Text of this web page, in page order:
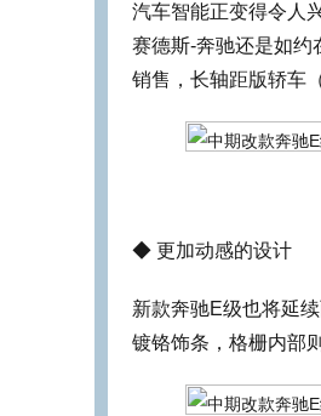
汽车智能正变得令人
赛德斯-奔驰还是如约
销售，长轴距版轿车
◆ 更加动感的设计
新款奔驰E级也将延
镀铬饰条，格栅内部